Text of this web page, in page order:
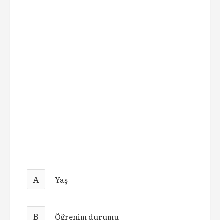
A Yaş
B Öğrenim durumu